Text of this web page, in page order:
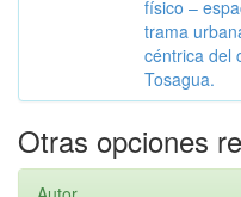
físico –
trama
céntrica del
Tosagua.
Otras opciones